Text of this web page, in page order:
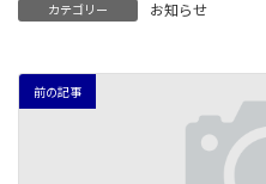
カテゴリー お知らせ
前の記事